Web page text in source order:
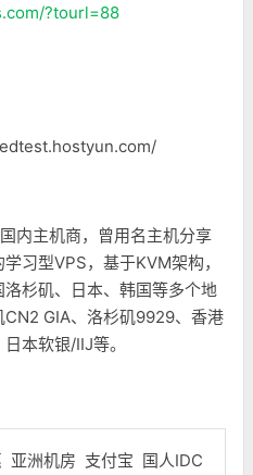
?tourl=88
内主机商，曾用名主机分享
习型VPS，基于KVM架构，
杉矶、日本、韩国等多个地
GIA、洛杉矶9929、香港
本软银/IIJ等。
亚洲机房 支付宝 国人IDC